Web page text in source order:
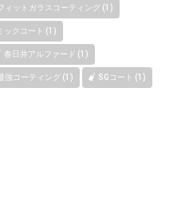
ィットガラスコーティング (1)
ックコート (1)
春日井アルファード (1)
強コーティング (1) SGコート (1)